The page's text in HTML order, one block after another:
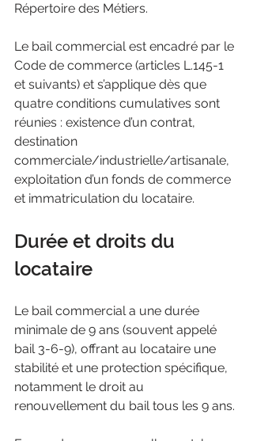
Répertoire des Métiers.
Le bail commercial est encadré par le
Code de commerce (articles L.145-1
et suivants) et s’applique dès que
quatre conditions cumulatives sont
réunies : existence d’un contrat,
destination
commerciale/industrielle/artisanale,
exploitation d’un fonds de commerce
et immatriculation du locataire.
Durée et droits du
locataire
Le bail commercial a une durée
minimale de 9 ans (souvent appelé
bail 3-6-9), offrant au locataire une
stabilité et une protection spécifique,
notamment le droit au
renouvellement du bail tous les 9 ans.